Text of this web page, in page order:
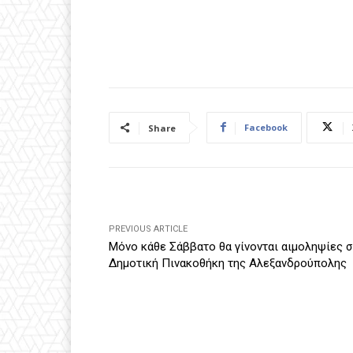
Share Facebook
PREVIOUS ARTICLE
Μόνο κάθε Σάββατο θα γίνονται αιμοληψίες
Δημοτική Πινακοθήκη της Αλεξανδρούπολης